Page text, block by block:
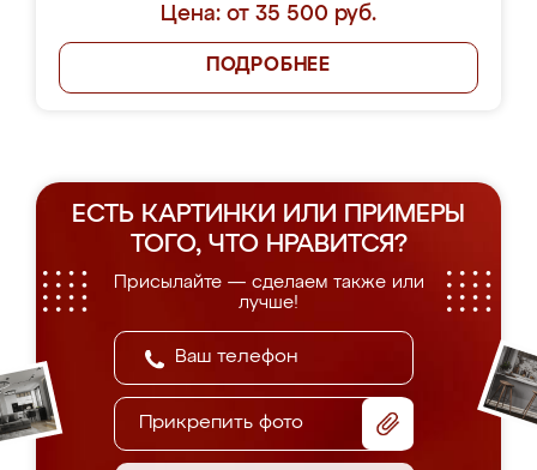
Цена: от 35 500 руб.
ПОДРОБНЕЕ
ЕСТЬ КАРТИНКИ ИЛИ ПРИМЕРЫ
ТОГО, ЧТО НРАВИТСЯ?
Присылайте — сделаем также или
лучше!
Прикрепить фото